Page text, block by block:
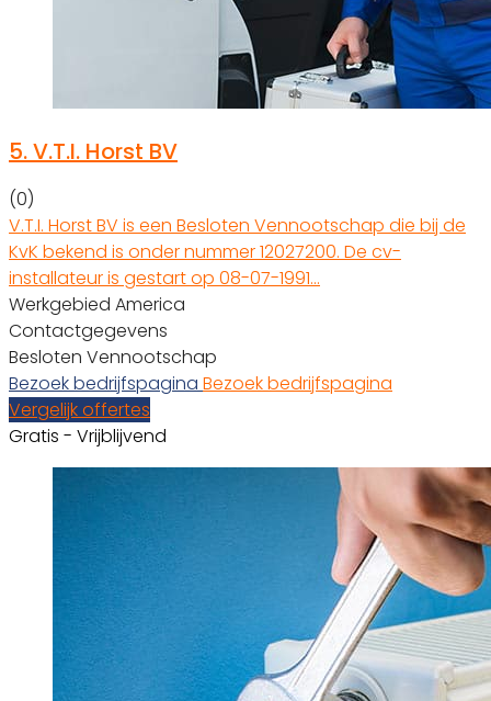
5.V.T.I. Horst BV
(0)
V.T.I. Horst BV is een Besloten Vennootschap die bij de
KvK bekend is onder nummer 12027200. De cv-
installateur is gestart op 08-07-1991…
Werkgebied America
Contactgegevens
Besloten Vennootschap
Bezoek bedrijfspagina Bezoek bedrijfspagina
Vergelijk offertes
Gratis - Vrijblijvend